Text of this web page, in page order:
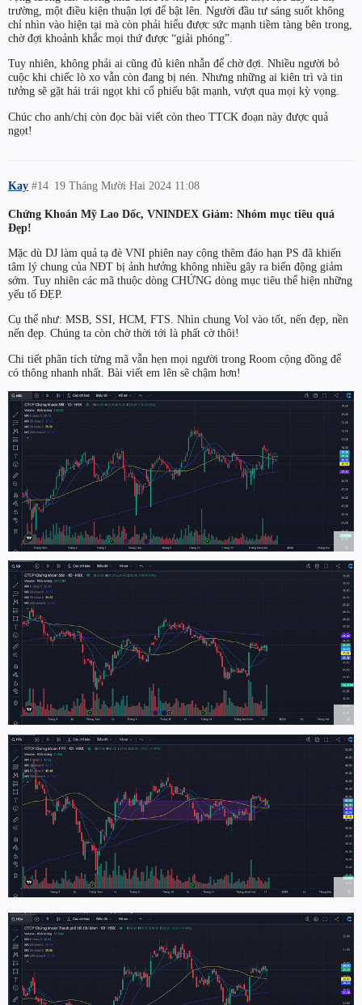
trường, một điều kiện thuận lợi để bật lên. Người đầu tư sáng suốt không
chỉ nhìn vào hiện tại mà còn phải hiểu được sức mạnh tiềm tàng bên trong,
chờ đợi khoảnh khắc mọi thứ được “giải phóng”.
Tuy nhiên, không phải ai cũng đủ kiên nhẫn để chờ đợi. Nhiều người bỏ
cuộc khi chiếc lò xo vẫn còn đang bị nén. Nhưng những ai kiên trì và tin
tưởng sẽ gặt hái trái ngọt khi cổ phiếu bật mạnh, vượt qua mọi kỳ vọng.
Chúc cho anh/chị còn đọc bài viết còn theo TTCK đoạn này được quả
ngọt!
Kay 19 Tháng Mười Hai 2024 11:08
#14
Chứng Khoán Mỹ Lao Dốc, VNINDEX Giảm: Nhóm mục tiêu quá
Đẹp!
Mặc dù DJ làm quả tạ đè VNI phiên nay cộng thêm đáo hạn PS đã khiến
tâm lý chung của NĐT bị ảnh hưởng không nhiều gây ra biến động giảm
sớm. Tuy nhiên các mã thuộc dòng CHỨNG dòng mục tiêu thể hiện những
yếu tố ĐẸP.
Cụ thể như: MSB, SSI, HCM, FTS. Nhìn chung Vol vào tốt, nến đẹp, nền
nến đẹp. Chúng ta còn chờ thời tới là phất cờ thôi!
Chi tiết phân tích từng mã vẫn hẹn mọi người trong Room cộng đồng để
có thông nhanh nhất. Bài viết em lên sẽ chậm hơn!